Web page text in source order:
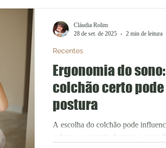
Ergonomia do
colchão certo
postura
A escolha do colchão pode
coluna e a postura durante o sono.
Recentes
Cláudia Rolim
28 de set. de 2025
2 min de leitura